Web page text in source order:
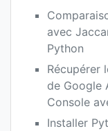
avec
Python
Récupérer
de Google
Console
Installer